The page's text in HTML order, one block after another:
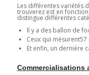
Les différentes variétés
trouverez est en
distingue différentes
Il y a des ballon de
Ceux qui mésurent57
Et enfin, un dernière
Commercialisations